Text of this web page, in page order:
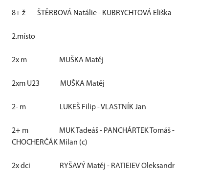
8+ ž ŠTĚRBOVÁ Natálie - KUBRYCHTOVÁ Eliška
2.místo
2x m MUŠKA Matěj
2xm U23 MUŠKA Matěj
2- m LUKEŠ Filip - VLASTNÍK Jan
2+ m
MUK Tadeáš - PANCHÁRTEK Tomáš -
CHOCHERČÁK Milan (c)
2x dci RYŠAVÝ Matěj - RATIEIEV Oleksandr